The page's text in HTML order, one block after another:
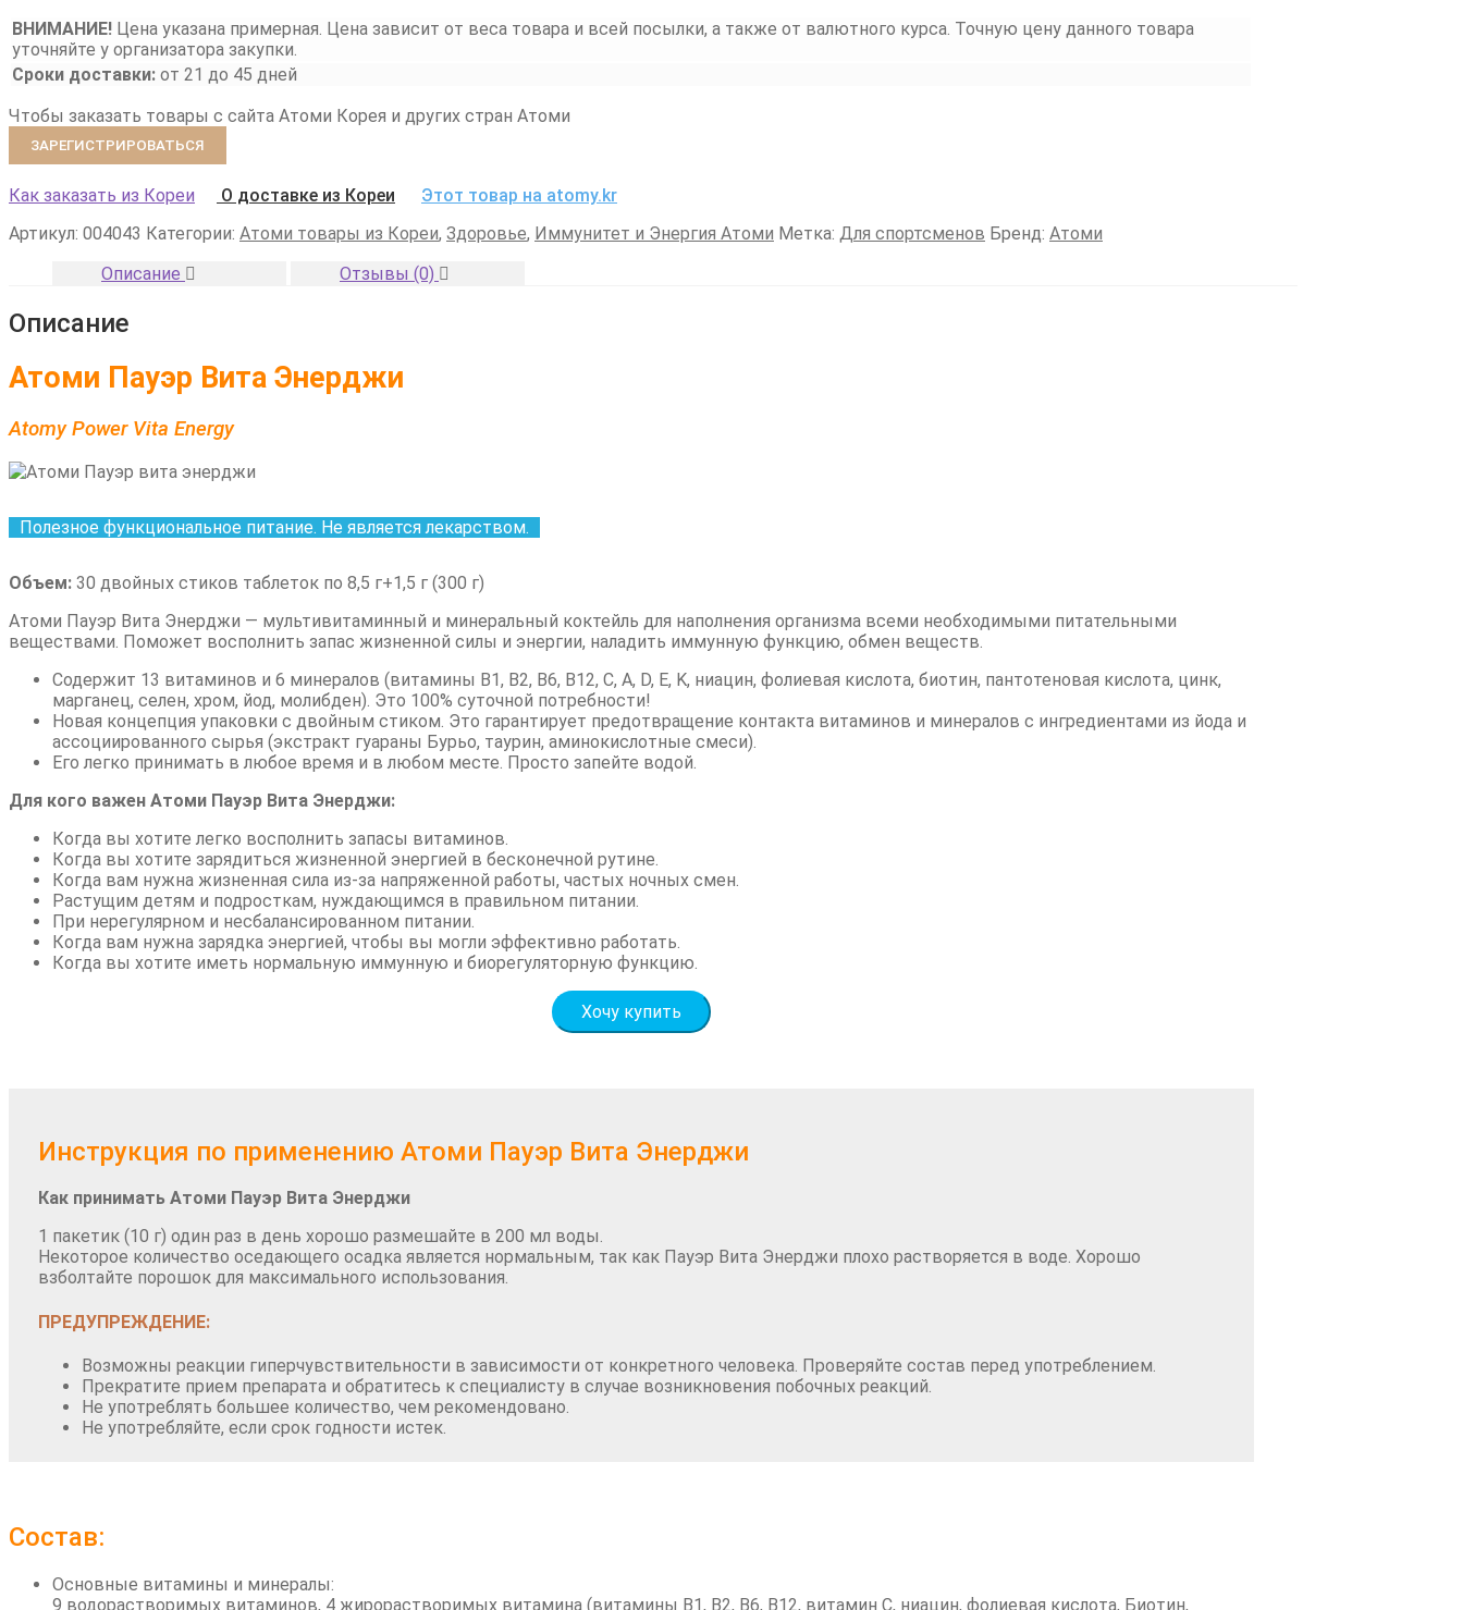
ВНИМАНИЕ! Цена указана примерная. Цена зависит от веса товара и всей посылки, а также от валютного курса. Точную цену данного товара
уточняйте у организатора закупки.
Сроки доставки: от 21 до 45 дней
Чтобы заказать товары с сайта Атоми Корея и других стран Атоми
ЗАРЕГИСТРИРОВАТЬСЯ
Как заказать из Кореи О доставке из Кореи
Этот товар на atomy.kr
Артикул: 004043 Категории: Атоми товары из Кореи, Здоровье, Иммунитет и Энергия Атоми Метка: Для спортсменов Бренд: Атоми
Описание
Отзывы (0)
Описание
Атоми Пауэр Вита Энерджи
Atomy Power Vita Energy
Полезное функциональное питание. Не является лекарством.
Объем: 30 двойных стиков таблеток по 8,5 г+1,5 г (300 г)
Атоми Пауэр Вита Энерджи — мультивитаминный и минеральный коктейль для наполнения организма всеми необходимыми питательными
веществами. Поможет восполнить запас жизненной силы и энергии, наладить иммунную функцию, обмен веществ.
Содержит 13 витаминов и 6 минералов (витамины В1, В2, В6, В12, С, A, D, E, K, ниацин, фолиевая кислота, биотин, пантотеновая кислота, цинк,
марганец, селен, хром, йод, молибден). Это 100% суточной потребности!
Новая концепция упаковки с двойным стиком. Это гарантирует предотвращение контакта витаминов и минералов с ингредиентами из йода и
ассоциированного сырья (экстракт гуараны Бурьо, таурин, аминокислотные смеси).
Его легко принимать в любое время и в любом месте. Просто запейте водой.
Для кого важен Атоми Пауэр Вита Энерджи:
Когда вы хотите легко восполнить запасы витаминов.
Когда вы хотите зарядиться жизненной энергией в бесконечной рутине.
Когда вам нужна жизненная сила из-за напряженной работы, частых ночных смен.
Растущим детям и подросткам, нуждающимся в правильном питании.
При нерегулярном и несбалансированном питании.
Когда вам нужна зарядка энергией, чтобы вы могли эффективно работать.
Когда вы хотите иметь нормальную иммунную и биорегуляторную функцию.
Хочу купить
Инструкция по применению Атоми Пауэр Вита Энерджи
Как принимать Атоми Пауэр Вита Энерджи
1 пакетик (10 г) один раз в день хорошо размешайте в 200 мл воды.
Некоторое количество оседающего осадка является нормальным, так как Пауэр Вита Энерджи плохо растворяется в воде. Хорошо
взболтайте порошок для максимального использования.
ПРЕДУПРЕЖДЕНИЕ:
Возможны реакции гиперчувствительности в зависимости от конкретного человека. Проверяйте состав перед употреблением.
Прекратите прием препарата и обратитесь к специалисту в случае возникновения побочных реакций.
Не употреблять большее количество, чем рекомендовано.
Не употребляйте, если срок годности истек.
Состав:
Основные витамины и минералы:
9 водорастворимых витаминов, 4 жирорастворимых витамина (витамины В1, В2, В6, В12, витамин С, ниацин, фолиевая кислота, Биотин,